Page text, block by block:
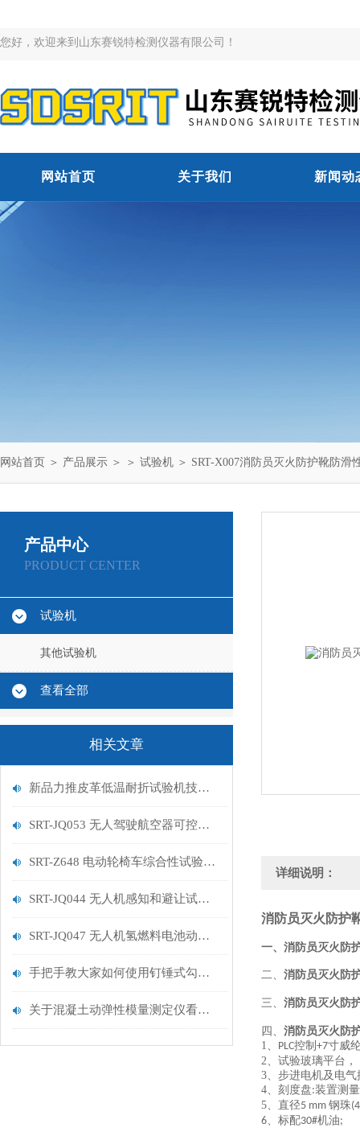
您好，欢迎来到山东赛锐特检测仪器有限公司！
网站首页 关于我们 新闻动
网站首页 ＞ 产品展示 ＞ ＞ 试验机 ＞ SRT-X007消防员灭火防护靴防滑
产品中心
PRODUCT CENTER
试验机
其他试验机
查看全部
相关文章
新品力推皮革低温耐折试验机技术讲解
SRT-JQ053 无人驾驶航空器可控性试验机的特点有哪些
SRT-Z648 电动轮椅车综合性试验机的简单介绍
SRT-JQ044 无人机感知和避让试验机的简单介绍
SRT-JQ047 无人机氢燃料电池动力系统试验机用途有哪些 符合标准
手把手教大家如何使用钉锤式勾丝性测试机
关于混凝土动弹性模量测定仪看这一篇就够了
详细说明：
消防员灭火防护
一、消防员灭火防
二、 消防员灭火防
三、 消防员灭火防
四、 消防员灭火防
1、 PLC控制 +7寸威
2、 试验玻璃平台，
3、 步进电机及电气
4、 刻度盘:装置测
5、 直径5 mm 钢珠(4
6、 标配30#机油;